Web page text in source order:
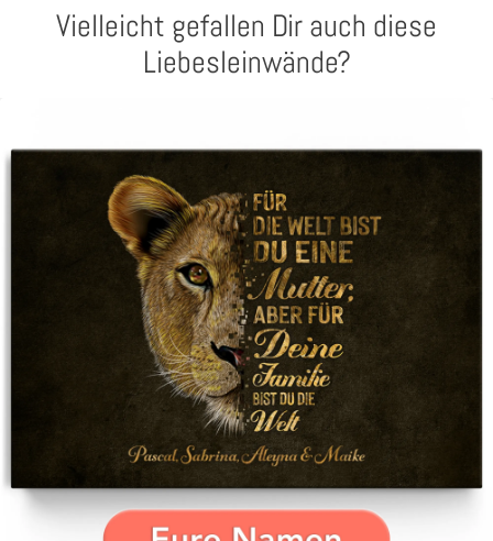
Vielleicht gefallen Dir auch diese
Liebesleinwände?